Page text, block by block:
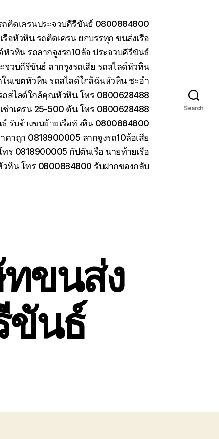
ติดเครนประจวบคีรีขันธ์ 0800884800
รือหัวหิน รถติดเครน ยกบรรทุก ขนส่งเรือ
หัวหิน รถลากจูงรถ10ล้อ ประจวบคีรีขันธ์
จวบคีรีขันธ์ ลากจูงรถเสีย รถสไลด์หัวหิน
ในเขตหัวหิน รถสไลด์ใกล้ฉันหัวหิน ชะอำ
ถสไลด์ใกล้คุณหัวหิน โทร 0800628488
ช่าเครน 25-500 ตัน โทร 0800628488
ธ์ รับจ้างขนย้ายเรือหัวหิน 0800884800
คาถูก 0818900005 ลากจูงรถ10ล้อเสีย
ร 0818900005 กัปตันเรือ นายท้ายเรือ
วหิน โทร 0800884800 รับฝากของกลับ
Search
ทขนส่ง
ขันธ์